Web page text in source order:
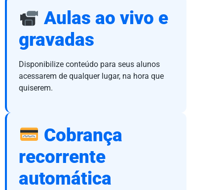
Aulas ao vivo e
gravadas
Disponibilize conteúdo para seus alunos
acessarem de qualquer lugar, na hora que
quiserem.
Cobrança
recorrente
automática